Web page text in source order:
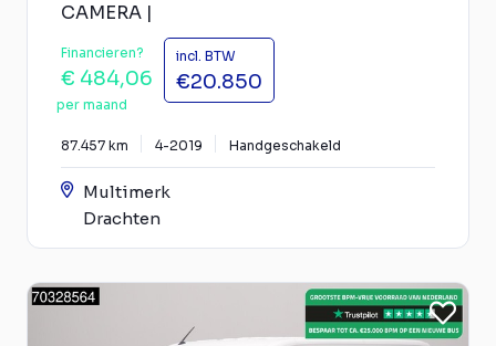
CAMERA |
Financieren?
€ 484,06
per maand
incl. BTW
€20.850
87.457 km 4-2019 Handgeschakeld
Multimerk
Drachten